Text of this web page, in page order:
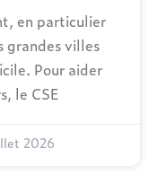
en particulier
grandes villes
Pour aider
le CSE
2026